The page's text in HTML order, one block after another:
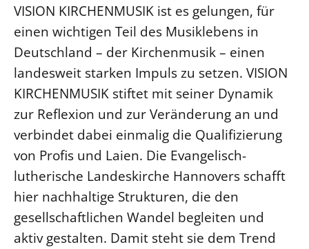
VISION KIRCHENMUSIK ist es gelungen, für
einen wichtigen Teil des Musiklebens in
Deutschland – der Kirchenmusik – einen
landesweit starken Impuls zu setzen. VISION
KIRCHENMUSIK stiftet mit seiner Dynamik
zur Reflexion und zur Veränderung an und
verbindet dabei einmalig die Qualifizierung
von Profis und Laien. Die Evangelisch-
lutherische Landeskirche Hannovers schafft
hier nachhaltige Strukturen, die den
gesellschaftlichen Wandel begleiten und
aktiv gestalten. Damit steht sie dem Trend